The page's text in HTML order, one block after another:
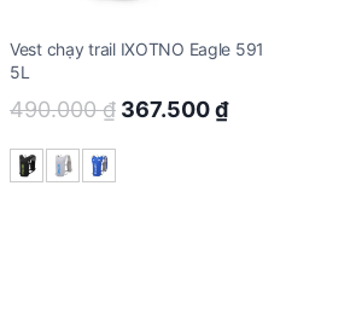
Vest chạy trail IXOTNO Eagle 591
5L
490.000₫ Original
367.500₫Current